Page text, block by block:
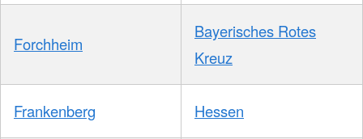
Forchheim
Bayerisches Rotes
Kreuz
Frankenberg Hessen